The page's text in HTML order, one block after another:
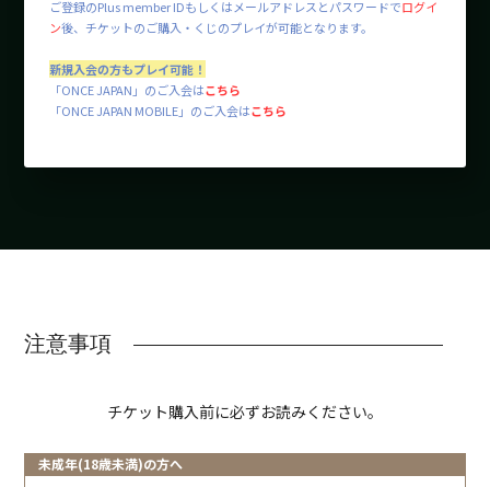
ご登録のPlus member IDもしくはメールアドレスとパスワードでログイ
ン後、チケットのご購入・くじのプレイが可能となります。
新規入会の方もプレイ可能！
「ONCE JAPAN」のご入会はこちら
「ONCE JAPAN MOBILE」のご入会はこちら
注意事項
チケット購入前に必ずお読みください。
未成年(18歳未満)の方へ